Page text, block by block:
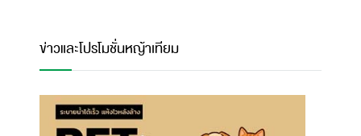
ข่าวและโปรโมชั่นหญ้าเทียม